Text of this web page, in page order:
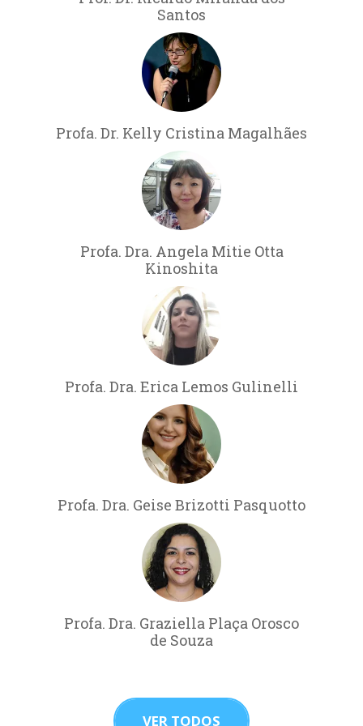
Santos
Profa. Dr. Kelly Cristina Magalhães
Profa. Dra. Angela Mitie Otta
Kinoshita
Profa. Dra. Erica Lemos Gulinelli
Profa. Dra. Geise Brizotti Pasquotto
Profa. Dra. Graziella Plaça Orosco
de Souza
VER TODOS